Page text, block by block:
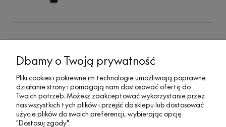
MOJE KONTO
SOCIAL MEDIA
Dbamy o Twoją prywatność
Pliki cookies i pokrewne im technologie umożliwiają poprawne
działanie strony i pomagają nam dostosować ofertę do
Twoich potrzeb. Możesz zaakceptować wykorzystanie przez
nas wszystkich tych plików i przejść do sklepu lub dostosować
użycie plików do swoich preferencji, wybierając opcję
"Dostosuj zgody".